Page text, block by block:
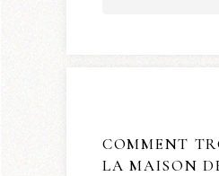
COMMENT
LA MAISON